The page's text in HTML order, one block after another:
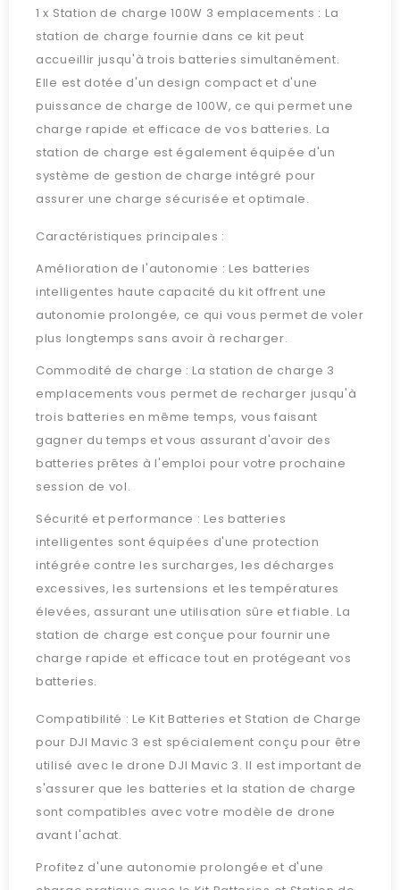
1 x Station de charge 100W 3 emplacements : La
station de charge fournie dans ce kit peut
accueillir jusqu'à trois batteries simultanément.
Elle est dotée d'un design compact et d'une
puissance de charge de 100W, ce qui permet une
charge rapide et efficace de vos batteries. La
station de charge est également équipée d'un
système de gestion de charge intégré pour
assurer une charge sécurisée et optimale.
Caractéristiques principales :
Amélioration de l'autonomie : Les batteries
intelligentes haute capacité du kit offrent une
autonomie prolongée, ce qui vous permet de voler
plus longtemps sans avoir à recharger.
Commodité de charge : La station de charge 3
emplacements vous permet de recharger jusqu'à
trois batteries en même temps, vous faisant
gagner du temps et vous assurant d'avoir des
batteries prêtes à l'emploi pour votre prochaine
session de vol.
Sécurité et performance : Les batteries
intelligentes sont équipées d'une protection
intégrée contre les surcharges, les décharges
excessives, les surtensions et les températures
élevées, assurant une utilisation sûre et fiable. La
station de charge est conçue pour fournir une
charge rapide et efficace tout en protégeant vos
batteries.
Compatibilité : Le Kit Batteries et Station de Charge
pour DJI Mavic 3 est spécialement conçu pour être
utilisé avec le drone DJI Mavic 3. Il est important de
s'assurer que les batteries et la station de charge
sont compatibles avec votre modèle de drone
avant l'achat.
Profitez d'une autonomie prolongée et d'une